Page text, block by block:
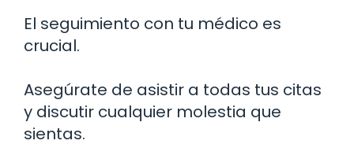
El seguimiento con tu médico es
crucial.
Asegúrate de asistir a todas tus citas
y discutir cualquier molestia que
sientas.